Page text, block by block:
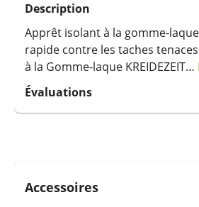
Description
Apprêt isolant à la gomme-
rapide contre les taches
à la Gomme-laque KREIDEZEIT…
Évaluations
Ignorer la galerie de produits
Accessoires